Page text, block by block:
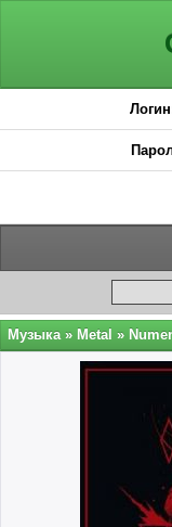
Музыка » Metal »